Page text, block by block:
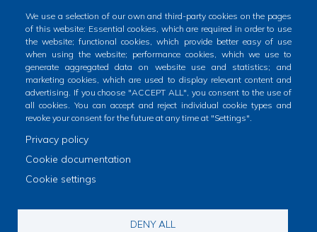
Footer
menu
1
Home
2
Home Tràmits City
Horari atenció al públic
De dilluns a dimecres i divendres: de 9 a 14h
Dijous: de 9 a 19h
We use a selection of our own and third-party cookies on the pages
of this website: Essential cookies, which are required in order to use
the website; functional cookies, which provide better easy of use
when using the website; performance cookies, which we use to
generate aggregated data on website use and statistics; and
marketing cookies, which are used to display relevant content and
advertising. If you choose "ACCEPT ALL", you consent to the use of
all cookies. You can accept and reject individual cookie types and
revoke your consent for the future at any time at "Settings".
Privacy policy
Cookie documentation
Cookie settings
DENY ALL